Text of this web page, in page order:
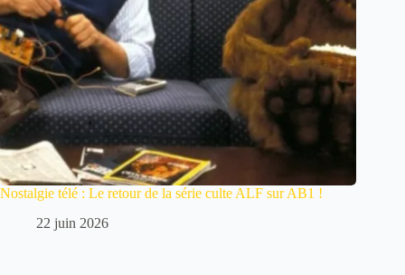
Nostalgie télé : Le retour de la série culte ALF sur AB1 !
22 juin 2026